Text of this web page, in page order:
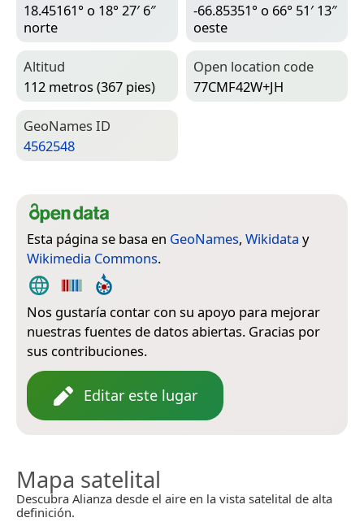
18.45161° o 18° 27′ 6″
norte
-66.85351° o 66° 51′ 13″
oeste
Altitud
112 metros (367 pies)
Open location code
77CMF42W+JH
Geo­Names ID
4562548
Esta página se basa en GeoNames, Wikidata y
Wikimedia Commons.
Nos gustaría contar con su apoyo para mejorar
nuestras fuentes de datos abiertas. Gracias por
sus contribuciones.
Editar este lugar
Mapa satelital
Descubra Alianza desde el aire en la vista satelital de alta
definición.